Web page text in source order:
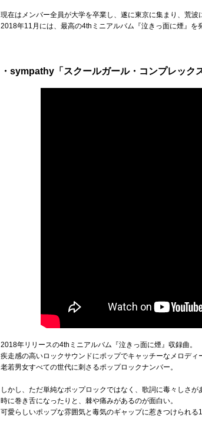
現在はメンバー全員が大学を卒業し、遂に東京に集まり、荒波
2018年11月には、最高の4thミニアルバム『泣きっ面に煙』を
・sympathy「スクールガール・コンプレック
2018年リリースの4thミニアルバム『泣きっ面に煙』収録曲。
疾走感の高いロックサウンドにポップでキャッチーなメロディ
老若男女すべての世代に刺さるポップロックナンバー。
しかし、ただ単純なポップロックではなく、歌詞に毒々しさが
時に巻き舌になったりと、棘や痛みがあるのが面白い。
可愛らしいポップな雰囲気と毒気のギャップに惹きつけられる1